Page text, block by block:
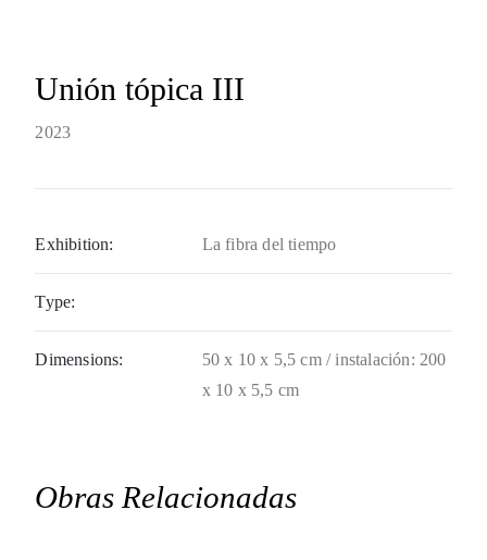
Unión tópica III
2023
Exhibition: La fibra del tiempo
Type:
Dimensions:
50 x 10 x 5,5 cm / instalación: 200
x 10 x 5,5 cm
Obras Relacionadas